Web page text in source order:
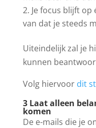
Je focus blijft
van dat je steeds
Uiteindelijk zal je
kunnen
Volg hiervoor dit
3 Laat alleen
komen
De e-mails die je